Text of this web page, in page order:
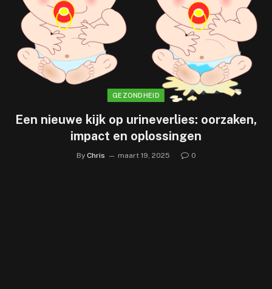
GEZONDHEID
Een nieuwe kijk op urineverlies: oorzaken,
impact en oplossingen
By Chris maart 19, 2025 0